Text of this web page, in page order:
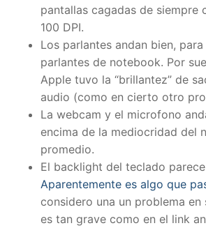
pantallas cagadas de siempre
100 DPI.
Los parlantes andan bien,
parlantes de notebook. Por
Apple tuvo la “brillantez” de
audio (como en cierto otro
La webcam y el microfono
encima de la mediocridad del
promedio.
El backlight del teclado
Aparentemente es algo que
considero una un problema en
es tan grave como en el link